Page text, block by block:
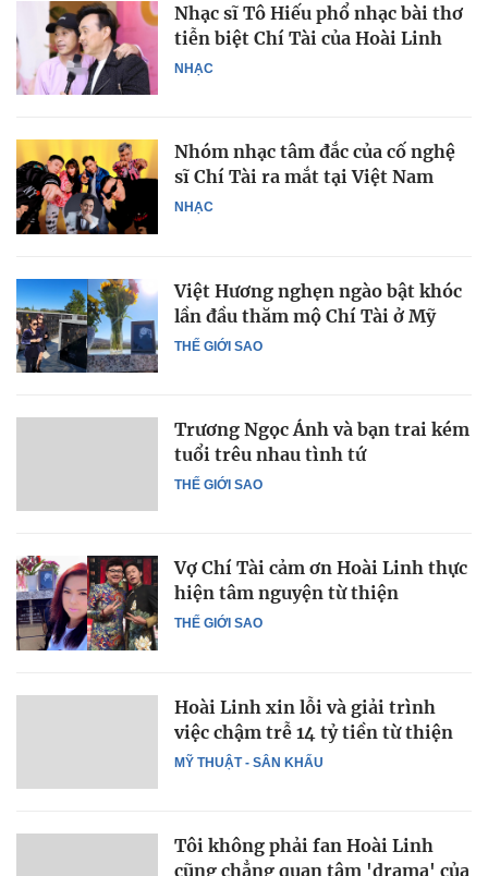
NHẠC
Nhạc sĩ Tô Hiếu phổ nhạc bài thơ
tiễn biệt Chí Tài của Hoài Linh
NHẠC
Nhóm nhạc tâm đắc của cố nghệ
sĩ Chí Tài ra mắt tại Việt Nam
THẾ GIỚI SAO
Việt Hương nghẹn ngào bật khóc
lần đầu thăm mộ Chí Tài ở Mỹ
THẾ GIỚI SAO
Trương Ngọc Ánh và bạn trai kém
tuổi trêu nhau tình tứ
THẾ GIỚI SAO
Vợ Chí Tài cảm ơn Hoài Linh thực
hiện tâm nguyện từ thiện
MỸ THUẬT - SÂN KHẤU
Hoài Linh xin lỗi và giải trình
việc chậm trễ 14 tỷ tiền từ thiện
Tôi không phải fan Hoài Linh
cũng chẳng quan tâm 'drama' của